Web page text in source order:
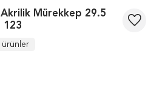
Mürekkep 29.5
123
ürünler